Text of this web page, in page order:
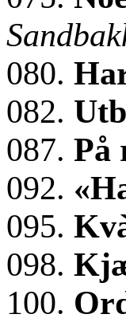
080.
082.
087. På
092.
095.
098.
100.